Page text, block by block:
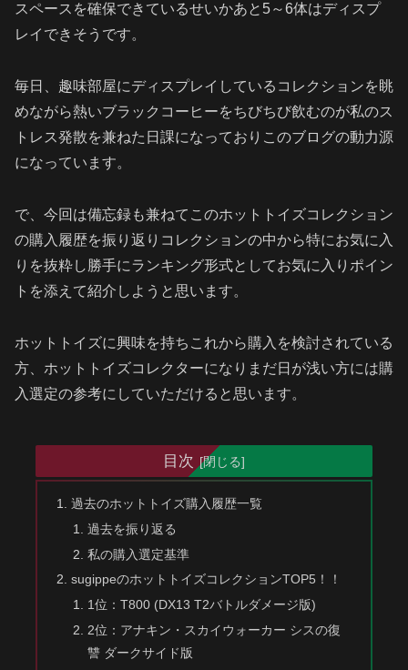
スペースを確保できているせいかあと5～6体はディスプ
レイできそうです。
毎日、趣味部屋にディスプレイしているコレクションを眺
めながら熱いブラックコーヒーをちびちび飲むのが私のス
トレス発散を兼ねた日課になっておりこのブログの動力源
になっています。
で、今回は備忘録も兼ねてこのホットトイズコレクション
の購入履歴を振り返りコレクションの中から特にお気に入
りを抜粋し勝手にランキング形式としてお気に入りポイン
トを添えて紹介しようと思います。
ホットトイズに興味を持ちこれから購入を検討されている
方、ホットトイズコレクターになりまだ日が浅い方には購
入選定の参考にしていただけると思います。
目次
過去のホットトイズ購入履歴一覧
過去を振り返る
私の購入選定基準
sugippeのホットトイズコレクションTOP5！！
1位：T800 (DX13 T2バトルダメージ版)
2位：アナキン・スカイウォーカー シスの復
讐 ダークサイド版